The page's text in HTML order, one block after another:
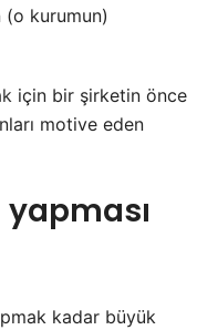
(o kurumun)
için bir şirketin önce
motive eden
kadar büyük